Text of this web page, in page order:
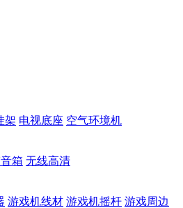
架 电视底座 空气环境机
箱 无线高清
游戏机线材 游戏机摇杆 游戏周边